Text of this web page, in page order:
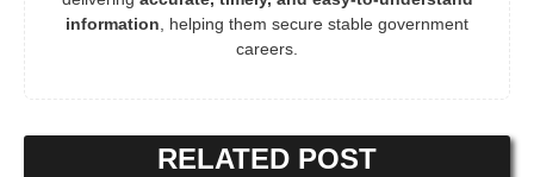
information , helping them secure stable government
careers.
RELATED POST